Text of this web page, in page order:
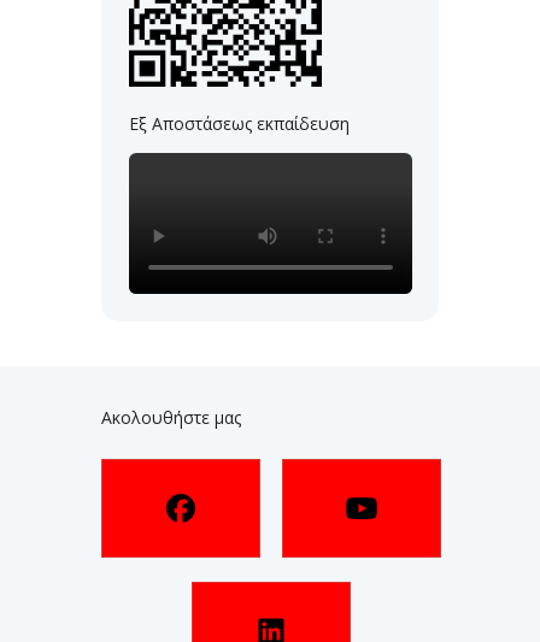
Εξ Αποστάσεως εκπαίδευση
Ακολουθήστε μας